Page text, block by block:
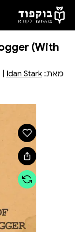
דלג לתוכן הראשי
(With
מאת: Idan Stark